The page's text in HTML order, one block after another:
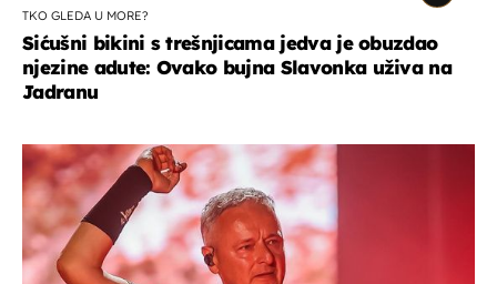
TKO GLEDA U MORE?
Sićušni bikini s trešnjicama jedva je obuzdao
njezine adute: Ovako bujna Slavonka uživa na
Jadranu